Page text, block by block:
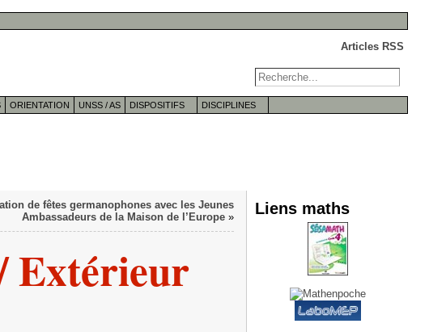
Articles RSS
ORIENTATION UNSS / AS DISPOSITIFS DISCIPLINES
de fêtes germanophones avec les Jeunes
Ambassadeurs de la Maison de l’Europe »
Extérieur
Liens maths